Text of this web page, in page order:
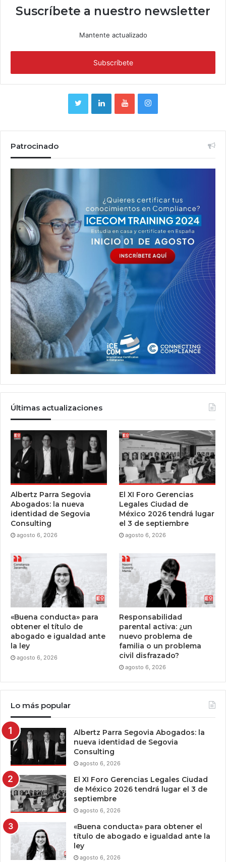
Suscríbete a nuestro newsletter
Mantente actualizado
Patrocinado
Últimas actualizaciones
Albertz Parra Segovia
Abogados: la nueva
identidad de Segovia
Consulting
agosto 6, 2026
El XI Foro Gerencias
Legales Ciudad de
México 2026 tendrá lugar
el 3 de septiembre
agosto 6, 2026
«Buena conducta» para
obtener el título de
abogado e igualdad ante
la ley
agosto 6, 2026
Responsabilidad
parental activa: ¿un
nuevo problema de
familia o un problema
civil disfrazado?
agosto 6, 2026
Lo más popular
Albertz Parra Segovia Abogados: la
nueva identidad de Segovia
Consulting
agosto 6, 2026
El XI Foro Gerencias Legales Ciudad
de México 2026 tendrá lugar el 3 de
septiembre
agosto 6, 2026
«Buena conducta» para obtener el
título de abogado e igualdad ante la
ley
agosto 6, 2026